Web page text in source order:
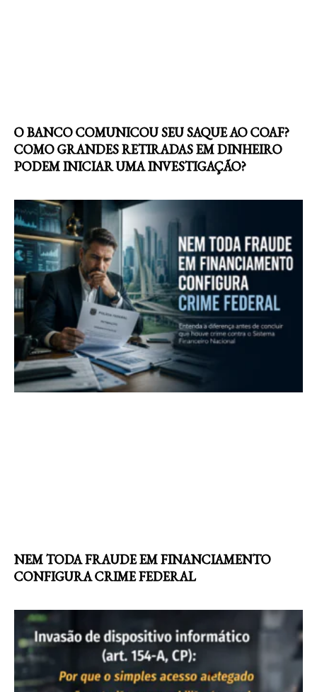
O BANCO COMUNICOU SEU SAQUE AO COAF?
COMO GRANDES RETIRADAS EM DINHEIRO
PODEM INICIAR UMA INVESTIGAÇÃO?
NEM TODA FRAUDE EM FINANCIAMENTO
CONFIGURA CRIME FEDERAL